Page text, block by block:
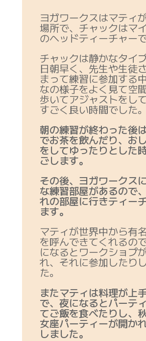
ヨガワークスはマティ
場所で、チャックはマ
のヘッドティーチャーで
チャックは静かなタイ
日朝早く、先生や生徒
まって練習に参加する
なの様子をよく見て空
歩いてアジャストをして
すごく良い時間でした。
朝の練習が終わった後
でお茶を飲んだり、お
をしてゆったりとした
ごします。
その後、ヨガワークス
な練習部屋があるので
れの部屋に行きティー
ます。
マティが世界中から有
を呼んできてくれるの
になるとワークショプ
れ、それに参加したり
た。
またマティは料理が上
で、夜になるとパーテ
てご飯を食べたりし、
女座パーティーが開か
しました。